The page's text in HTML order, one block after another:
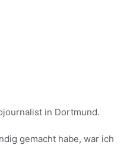
in Dortmund.
gemacht habe, war ich